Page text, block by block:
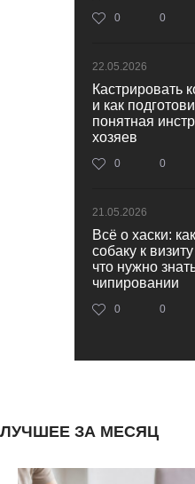
0 0
22.05.2026
Кастрировать
и как
понятная
хозяев
0 0
21.05.2026
Всё о хаски:
собаку к
что нужно
чипировании
0 0
ЛУЧШЕЕ ЗА МЕСЯЦ